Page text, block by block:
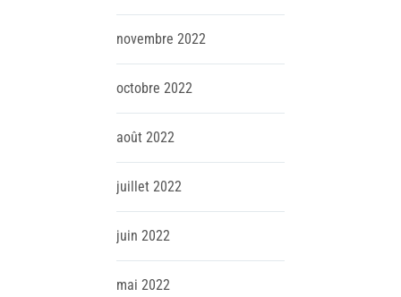
novembre 2022
octobre 2022
août 2022
juillet 2022
juin 2022
mai 2022